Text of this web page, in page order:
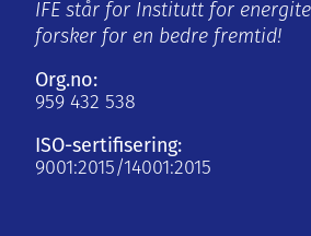
IFE står for Institutt for
forsker for en bedre fremtid!
Org.no:
959 432 538
ISO-sertifisering:
9001:2015/14001:2015